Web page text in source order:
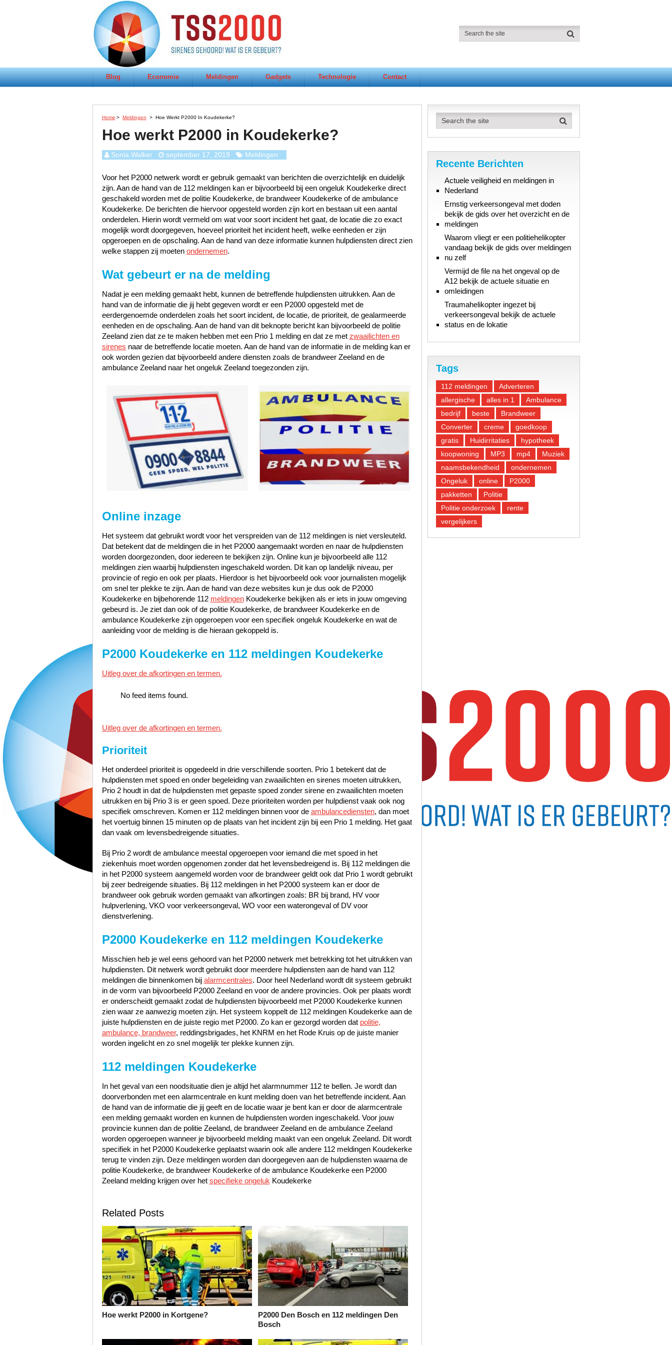
Blog Economie Meldingen Gadgets Technologie Contact
Home > Meldingen > Hoe Werkt P2000 In Koudekerke?
Hoe werkt P2000 in Koudekerke?
Sonia Walker september 17, 2019 Meldingen
Voor het P2000 netwerk wordt er gebruik gemaakt van berichten die overzichtelijk en duidelijk
zijn. Aan de hand van de 112 meldingen kan er bijvoorbeeld bij een ongeluk Koudekerke direct
geschakeld worden met de politie Koudekerke, de brandweer Koudekerke of de ambulance
Koudekerke. De berichten die hiervoor opgesteld worden zijn kort en bestaan uit een aantal
onderdelen. Hierin wordt vermeld om wat voor soort incident het gaat, de locatie die zo exact
mogelijk wordt doorgegeven, hoeveel prioriteit het incident heeft, welke eenheden er zijn
opgeroepen en de opschaling. Aan de hand van deze informatie kunnen hulpdiensten direct zien
welke stappen zij moeten ondernemen.
Wat gebeurt er na de melding
Nadat je een melding gemaakt hebt, kunnen de betreffende hulpdiensten uitrukken. Aan de
hand van de informatie die jij hebt gegeven wordt er een P2000 opgesteld met de
eerdergenoemde onderdelen zoals het soort incident, de locatie, de prioriteit, de gealarmeerde
eenheden en de opschaling. Aan de hand van dit beknopte bericht kan bijvoorbeeld de politie
Zeeland zien dat ze te maken hebben met een Prio 1 melding en dat ze met zwaailichten en
sirenes naar de betreffende locatie moeten. Aan de hand van de informatie in de melding kan er
ook worden gezien dat bijvoorbeeld andere diensten zoals de brandweer Zeeland en de
ambulance Zeeland naar het ongeluk Zeeland toegezonden zijn.
Online inzage
Het systeem dat gebruikt wordt voor het verspreiden van de 112 meldingen is niet versleuteld.
Dat betekent dat de meldingen die in het P2000 aangemaakt worden en naar de hulpdiensten
worden doorgezonden, door iedereen te bekijken zijn. Online kun je bijvoorbeeld alle 112
meldingen zien waarbij hulpdiensten ingeschakeld worden. Dit kan op landelijk niveau, per
provincie of regio en ook per plaats. Hierdoor is het bijvoorbeeld ook voor journalisten mogelijk
om snel ter plekke te zijn. Aan de hand van deze websites kun je dus ook de P2000
Koudekerke en bijbehorende 112 meldingenKoudekerke bekijken als er iets in jouw omgeving
gebeurd is. Je ziet dan ook of de politie Koudekerke, de brandweer Koudekerke en de
ambulance Koudekerke zijn opgeroepen voor een specifiek ongeluk Koudekerke en wat de
aanleiding voor de melding is die hieraan gekoppeld is.
P2000 Koudekerke en 112 meldingen Koudekerke
Uitleg over de afkortingen en termen.
No feed items found.
Uitleg over de afkortingen en termen.
Prioriteit
Het onderdeel prioriteit is opgedeeld in drie verschillende soorten. Prio 1 betekent dat de
hulpdiensten met spoed en onder begeleiding van zwaailichten en sirenes moeten uitrukken,
Prio 2 houdt in dat de hulpdiensten met gepaste spoed zonder sirene en zwaailichten moeten
uitrukken en bij Prio 3 is er geen spoed. Deze prioriteiten worden per hulpdienst vaak ook nog
specifiek omschreven. Komen er 112 meldingen binnen voor de ambulancediensten, dan moet
het voertuig binnen 15 minuten op de plaats van het incident zijn bij een Prio 1 melding. Het gaat
dan vaak om levensbedreigende situaties.
Bij Prio 2 wordt de ambulance meestal opgeroepen voor iemand die met spoed in het
ziekenhuis moet worden opgenomen zonder dat het levensbedreigend is. Bij 112 meldingen die
in het P2000 systeem aangemeld worden voor de brandweer geldt ook dat Prio 1 wordt gebruikt
bij zeer bedreigende situaties. Bij 112 meldingen in het P2000 systeem kan er door de
brandweer ook gebruik worden gemaakt van afkortingen zoals: BR bij brand, HV voor
hulpverlening, VKO voor verkeersongeval, WO voor een waterongeval of DV voor
dienstverlening.
P2000 Koudekerke en 112 meldingen Koudekerke
Misschien heb je wel eens gehoord van het P2000 netwerk met betrekking tot het uitrukken van
hulpdiensten. Dit netwerk wordt gebruikt door meerdere hulpdiensten aan de hand van 112
meldingen die binnenkomen bij alarmcentrales. Door heel Nederland wordt dit systeem gebruikt
in de vorm van bijvoorbeeld P2000 Zeeland en voor de andere provincies. Ook per plaats wordt
er onderscheidt gemaakt zodat de hulpdiensten bijvoorbeeld met P2000 Koudekerke kunnen
zien waar ze aanwezig moeten zijn. Het systeem koppelt de 112 meldingen Koudekerke aan de
juiste hulpdiensten en de juiste regio met P2000. Zo kan er gezorgd worden dat politie,
ambulance, brandweer, reddingsbrigades, het KNRM en het Rode Kruis op de juiste manier
worden ingelicht en zo snel mogelijk ter plekke kunnen zijn.
112 meldingen Koudekerke
In het geval van een noodsituatie dien je altijd het alarmnummer 112 te bellen. Je wordt dan
doorverbonden met een alarmcentrale en kunt melding doen van het betreffende incident. Aan
de hand van de informatie die jij geeft en de locatie waar je bent kan er door de alarmcentrale
een melding gemaakt worden en kunnen de hulpdiensten worden ingeschakeld. Voor jouw
provincie kunnen dan de politie Zeeland, de brandweer Zeeland en de ambulance Zeeland
worden opgeroepen wanneer je bijvoorbeeld melding maakt van een ongeluk Zeeland. Dit wordt
specifiek in het P2000 Koudekerke geplaatst waarin ook alle andere 112 meldingen Koudekerke
terug te vinden zijn. Deze meldingen worden dan doorgegeven aan de hulpdiensten waarna de
politie Koudekerke, de brandweer Koudekerke of de ambulance Koudekerke een P2000
Zeeland melding krijgen over het specifieke ongeluk Koudekerke
Related Posts
Hoe werkt P2000 in Kortgene?
P2000 Den Bosch en 112 meldingen Den
Bosch
Recente Berichten
Actuele veiligheid en meldingen in
Nederland
Ernstig verkeersongeval met doden
bekijk de gids over het overzicht en de
meldingen
Waarom vliegt er een politiehelikopter
vandaag bekijk de gids over meldingen
nu zelf
Vermijd de file na het ongeval op de
A12 bekijk de actuele situatie en
omleidingen
Traumahelikopter ingezet bij
verkeersongeval bekijk de actuele
status en de lokatie
Tags
112 meldingen
Adverteren
allergische
alles in 1
Ambulance
bedrijf
beste
Brandweer
Converter
creme
goedkoop
gratis
Huidirritaties
hypotheek
koopwoning
MP3 mp4
Muziek
naamsbekendheid
ondernemen
Ongeluk
online
P2000
pakketten
Politie
Politie onderzoek
rente
vergelijkers